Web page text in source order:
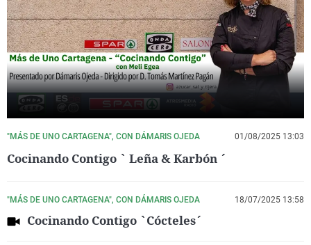
"MÁS DE UNO CARTAGENA", CON DÁMARIS OJEDA 01/08/2025 13:03
Cocinando Contigo ` Leña & Karbón ´
"MÁS DE UNO CARTAGENA", CON DÁMARIS OJEDA 18/07/2025 13:58
Cocinando Contigo `Cócteles´